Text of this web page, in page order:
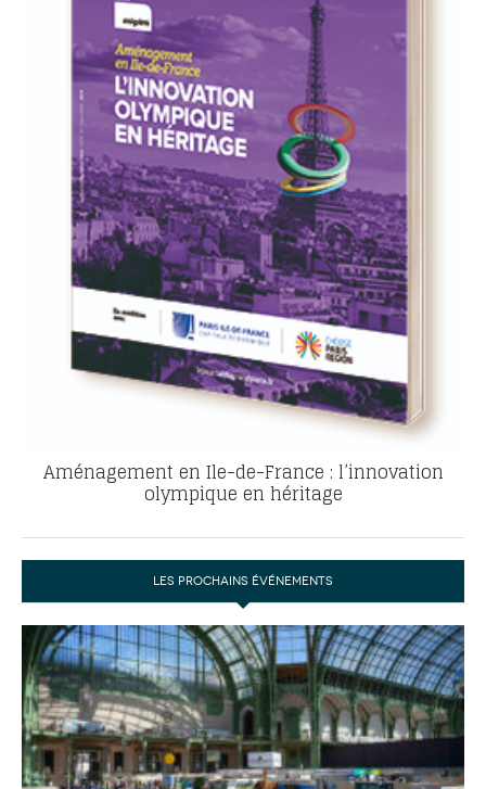
Aménagement en Ile-de-France : l’innovation
olympique en héritage
LES PROCHAINS ÉVÉNEMENTS